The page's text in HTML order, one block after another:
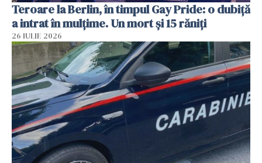
Teroare la Berlin, în timpul Gay Pride: o dubiță
a intrat în mulțime. Un mort și 15 răniți
26 IULIE 2026